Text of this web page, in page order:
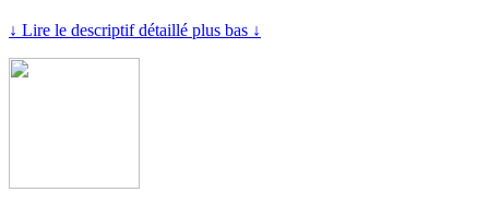
↓ Lire le descriptif détaillé plus bas ↓